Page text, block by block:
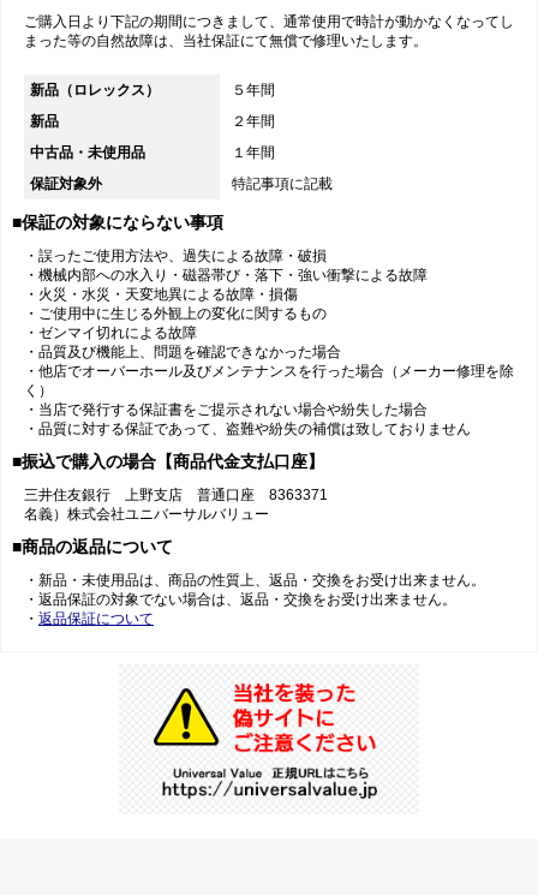
ご購入日より下記の期間につきまして、通常使用で時計が動かなくなってし
まった等の自然故障は、当社保証にて無償で修理いたします。
新品（ロレックス）
５年間
新品
２年間
中古品・未使用品
１年間
保証対象外
特記事項に記載
■保証の対象にならない事項
・誤ったご使用方法や、過失による故障・破損
・機械内部への水入り・磁器帯び・落下・強い衝撃による故障
・火災・水災・天変地異による故障・損傷
・ご使用中に生じる外観上の変化に関するもの
・ゼンマイ切れによる故障
・品質及び機能上、問題を確認できなかった場合
・他店でオーバーホール及びメンテナンスを行った場合（メーカー修理を除
く）
・当店で発行する保証書をご提示されない場合や紛失した場合
・品質に対する保証であって、盗難や紛失の補償は致しておりません
■振込で購入の場合【商品代金支払口座】
三井住友銀行 上野支店 普通口座 8363371
名義）株式会社ユニバーサルバリュー
■商品の返品について
・新品・未使用品は、商品の性質上、返品・交換をお受け出来ません。
・返品保証の対象でない場合は、返品・交換をお受け出来ません。
・ 返品保証について